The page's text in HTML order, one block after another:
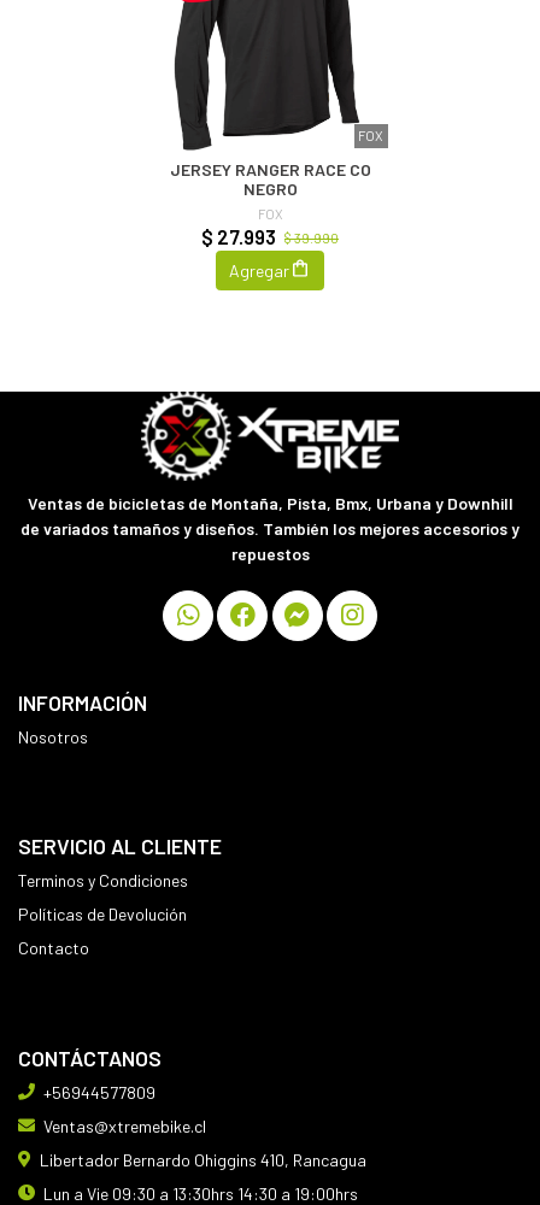
FOX
JERSEY RANGER RACE CO
NEGRO
FOX
$ 39.990
$ 27.993
Agregar
Ventas de bicicletas de Montaña, Pista, Bmx, Urbana y Downhill
de variados tamaños y diseños. También los mejores accesorios y
repuestos
INFORMACIÓN
Nosotros
SERVICIO AL CLIENTE
Terminos y Condiciones
Políticas de Devolución
Contacto
CONTÁCTANOS
+56944577809
Ventas@xtremebike.cl
Libertador Bernardo Ohiggins 410, Rancagua
Lun a Vie 09:30 a 13:30hrs 14:30 a 19:00hrs